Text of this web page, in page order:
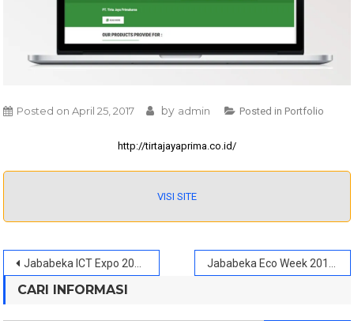
Posted onApril 25, 2017 by admin Posted in Portfolio
http://tirtajayaprima.co.id/
VISI SITE
Post
navigation
Jababeka ICT Expo 2017
CARI INFORMASI